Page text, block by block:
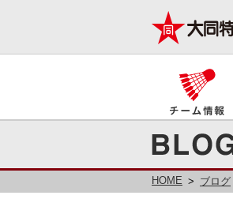
HOME ブログ